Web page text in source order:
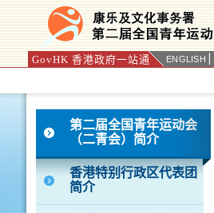
GovHK 香港政府一站通 ENGLISH
按“Tab”进入菜单
第二届全国青年运动会
（二青会）简介
香港特别行政区代表团
简介